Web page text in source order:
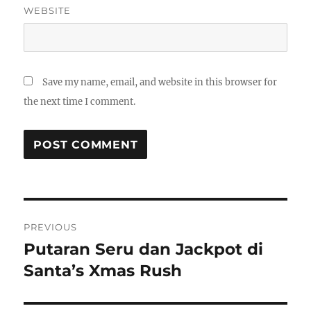
WEBSITE
Save my name, email, and website in this browser for
the next time I comment.
navigation
PREVIOUS
Previous
post:
Putaran Seru dan Jackpot di
Santa’s Xmas Rush